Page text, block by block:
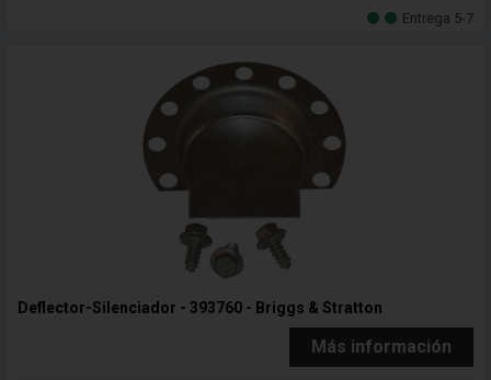
Entrega 5-7
Deflector-Silenciador - 393760 - Briggs & Stratton
Más información